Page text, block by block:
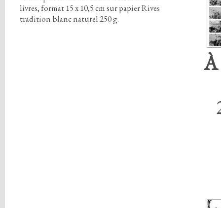
livres, format 15 x 10,5 cm sur papier Rives
tradition blanc naturel 250 g.
À